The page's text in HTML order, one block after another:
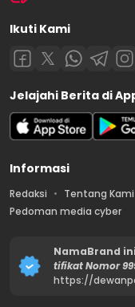
Ikuti Kami
Jelajahi Berita di
Informasi
Redaksi Tentang Kami
Pedoman media cyber
NamaBrand
tifikat Nomor
https://